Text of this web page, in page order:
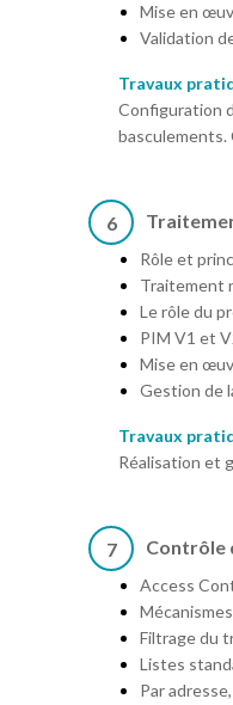
Mise en
Validation
Travaux
Configuration
6
Rôle et
Traitement
Le rôle du
PIM V1 et
Mise en
Gestion de
Travaux
Réalisation et
7 Contrôle
Access
Filtrage du
Listes
Par